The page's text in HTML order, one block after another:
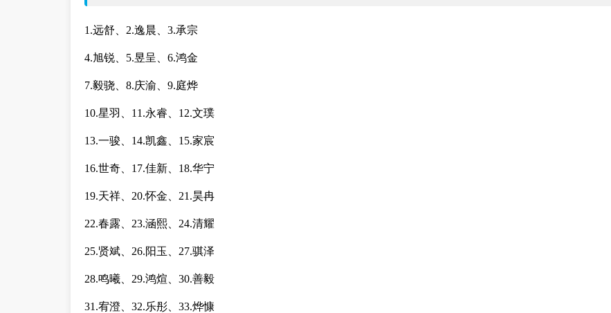
1.远舒、2.逸晨、3.承宗
4.旭锐、5.昱呈、6.鸿金
7.毅骁、8.庆渝、9.庭烨
10.星羽、11.永睿、12.文璞
13.一骏、14.凯鑫、15.家宸
16.世奇、17.佳新、18.华宁
19.天祥、20.怀金、21.昊冉
22.春露、23.涵熙、24.清耀
25.贤斌、26.阳玉、27.骐泽
28.鸣曦、29.鸿煊、30.善毅
31.宥澄、32.乐彤、33.烨慷